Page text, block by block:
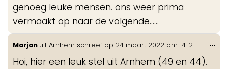
genoeg leuke mensen. ons weer prima
vermaakt op naar de volgende……
Marjan uit Arnhem schreef op 24 maart 2022 om 14:12
Hoi, hier een leuk stel uit Arnhem (49 en 44).
...